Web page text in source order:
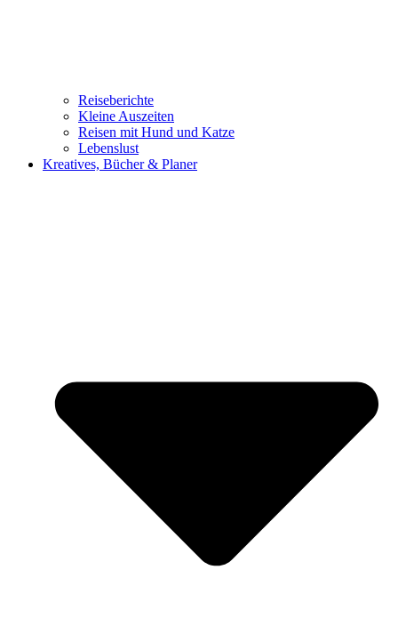
Reiseberichte
Kleine Auszeiten
Reisen mit Hund und Katze
Lebenslust
Kreatives, Bücher & Planer